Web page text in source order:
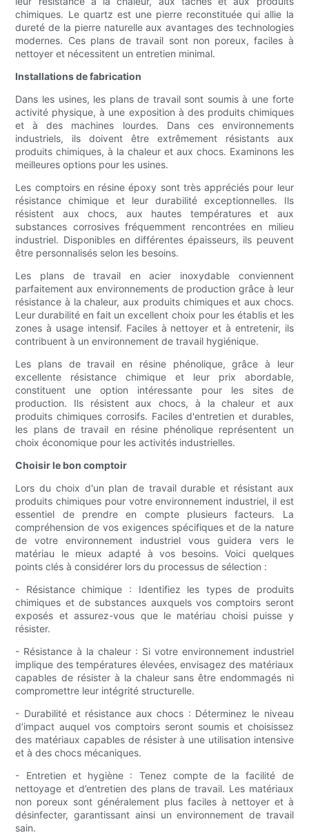
chimiques. Le quartz est une pierre reconstituée qui allie la
dureté de la pierre naturelle aux avantages des technologies
modernes. Ces plans de travail sont non poreux, faciles à
nettoyer et nécessitent un entretien minimal.
Installations de fabrication
Dans les usines, les plans de travail sont soumis à une forte
activité physique, à une exposition à des produits chimiques
et à des machines lourdes. Dans ces environnements
industriels, ils doivent être extrêmement résistants aux
produits chimiques, à la chaleur et aux chocs. Examinons les
meilleures options pour les usines.
Les comptoirs en résine époxy sont très appréciés pour leur
résistance chimique et leur durabilité exceptionnelles. Ils
résistent aux chocs, aux hautes températures et aux
substances corrosives fréquemment rencontrées en milieu
industriel. Disponibles en différentes épaisseurs, ils peuvent
être personnalisés selon les besoins.
Les plans de travail en acier inoxydable conviennent
parfaitement aux environnements de production grâce à leur
résistance à la chaleur, aux produits chimiques et aux chocs.
Leur durabilité en fait un excellent choix pour les établis et les
zones à usage intensif. Faciles à nettoyer et à entretenir, ils
contribuent à un environnement de travail hygiénique.
Les plans de travail en résine phénolique, grâce à leur
excellente résistance chimique et leur prix abordable,
constituent une option intéressante pour les sites de
production. Ils résistent aux chocs, à la chaleur et aux
produits chimiques corrosifs. Faciles d'entretien et durables,
les plans de travail en résine phénolique représentent un
choix économique pour les activités industrielles.
Choisir le bon comptoir
Lors du choix d'un plan de travail durable et résistant aux
produits chimiques pour votre environnement industriel, il est
essentiel de prendre en compte plusieurs facteurs. La
compréhension de vos exigences spécifiques et de la nature
de votre environnement industriel vous guidera vers le
matériau le mieux adapté à vos besoins. Voici quelques
points clés à considérer lors du processus de sélection :
- Résistance chimique : Identifiez les types de produits
chimiques et de substances auxquels vos comptoirs seront
exposés et assurez-vous que le matériau choisi puisse y
résister.
- Résistance à la chaleur : Si votre environnement industriel
implique des températures élevées, envisagez des matériaux
capables de résister à la chaleur sans être endommagés ni
compromettre leur intégrité structurelle.
- Durabilité et résistance aux chocs : Déterminez le niveau
d’impact auquel vos comptoirs seront soumis et choisissez
des matériaux capables de résister à une utilisation intensive
et à des chocs mécaniques.
- Entretien et hygiène : Tenez compte de la facilité de
nettoyage et d’entretien des plans de travail. Les matériaux
non poreux sont généralement plus faciles à nettoyer et à
désinfecter, garantissant ainsi un environnement de travail
sain.